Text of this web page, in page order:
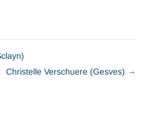
Christelle Verschuere (Gesves) →